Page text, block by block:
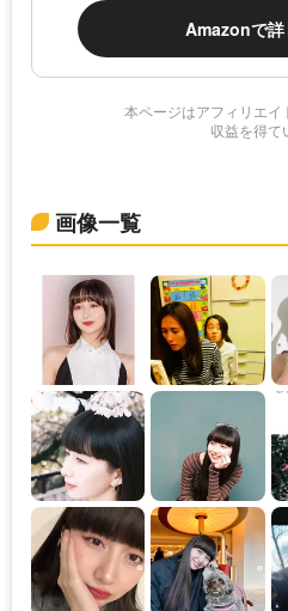
Amazonで詳
本ページはアフィリエイ
収益を得て
画像一覧